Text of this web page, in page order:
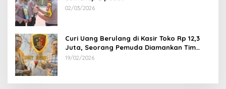
02/03/2026
Curi Uang Berulang di Kasir Toko Rp 12,3
Juta, Seorang Pemuda Diamankan Tim
Reskrim Polsek Lenteng Sumenep
19/02/2026